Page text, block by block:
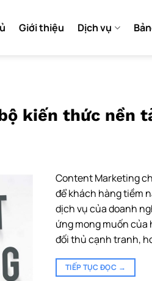
Giới thiệu Dịch vụ
kiến thức nền
Content Marketing
để khách hàng tiềm
dịch vụ của doanh
ứng mong muốn của
đối thủ cạnh tranh,
TIẾP TỤC ĐỌC →